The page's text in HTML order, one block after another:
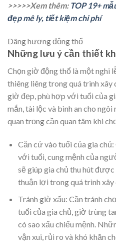
>>>>>Xem thêm: TOP 19+
đẹp mê ly, tiết kiệm chi phí
Dâng hương động thổ
Những lưu ý cần thiết
Chọn giờ động thổ là một nghi
thiêng liêng trong quá trình xây
giờ đẹp, phù hợp với tuổi của
mắn, tài lộc và bình an cho ngôi
quan trọng cần quan tâm khi
Căn cứ vào tuổi của gia
với tuổi, cung mệnh của
sẽ giúp gia chủ thu hút được
thuận lợi trong quá trình xây
Tránh giờ xấu: Cần tránh
tuổi của gia chủ, giờ trùng
có sao xấu chiếu mệnh.
vận xui, rủi ro và khó khăn